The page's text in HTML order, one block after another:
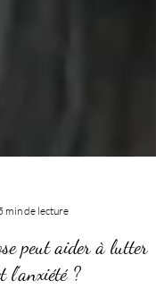
5 min de lecture